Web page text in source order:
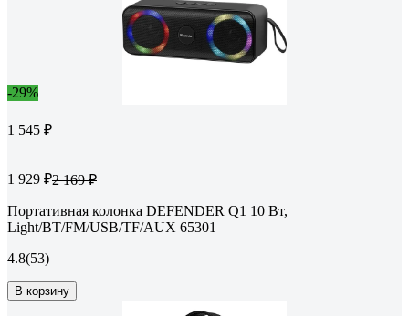
-29%
1 545 ₽
1 929 ₽2 169 ₽
Портативная колонка DEFENDER Q1 10 Вт,
Light/BT/FM/USB/TF/AUX 65301
4.8(53)
В корзину